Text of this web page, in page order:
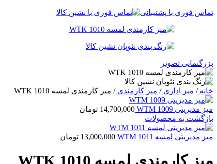
تماس فوری با پشتیبانی
بزرگنمایی تصویر
خانه/ میز اداری/ میز کارمندی/ میز کارمندی لمسه WTK 1010
میز مدیریتی WTM 1009 14,700,000 تومان
بازگشت به محصولات
میز مدیریتی لمسه WTM 1011 13,000,000 تومان